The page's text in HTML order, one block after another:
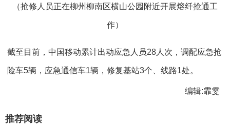
（抢修人员正在柳州柳南区横山公园附近开展熔纤抢通工
作）
截至目前，中国移动累计出动应急人员28人次，调配应急抢
险车5辆，应急通信车1辆，修复基站3个、线路1处。
编辑:霏雯
推荐阅读